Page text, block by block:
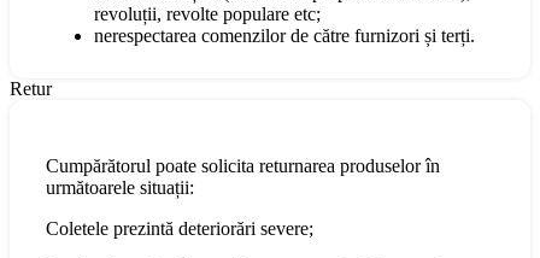
revoluții, revolte populare etc;
nerespectarea comenzilor de către furnizori și terți.
Retur
Cumpărătorul poate solicita returnarea produselor în
următoarele situații:
Coletele prezintă deteriorări severe;